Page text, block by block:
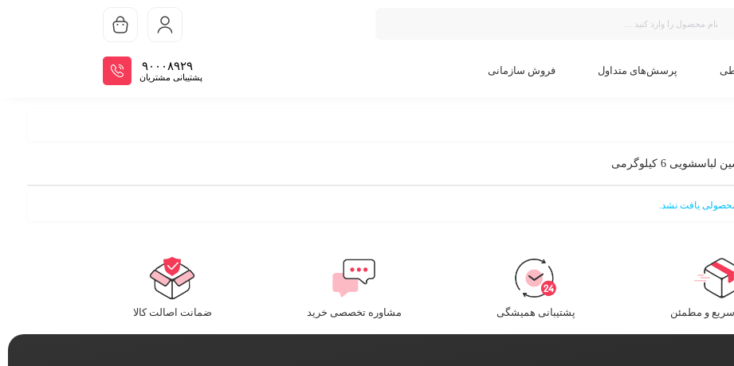
پرسش‌های متداول فروش سازمانی ۹۰۰۰۸۹۲۹
پشتیبانی مشتریان
لباسشویی 6 کیلوگرمی
یافت نشد.
سریع و مطمئن​ پشتیبانی همیشگی مشاوره تخصصی خرید ضمانت اصالت کالا